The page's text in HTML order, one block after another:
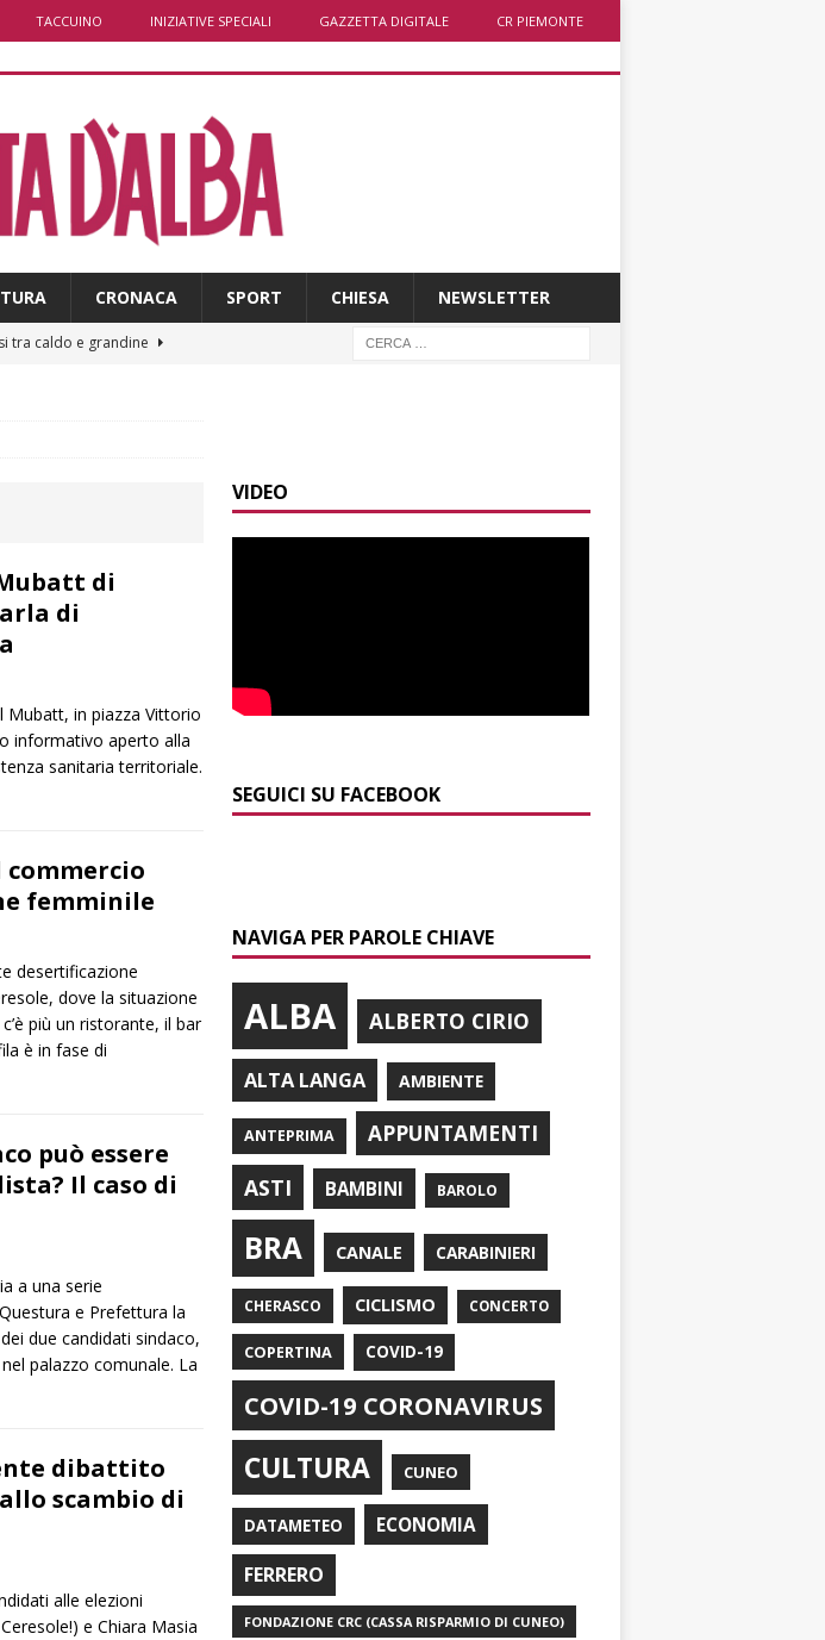
TACCUINO INIZIATIVE SPECIALI GAZZETTA DIGITALE CR PIEMONTE
CRONACA SPORT CHIESA NEWSLETTER
tra caldo e grandine
sfida con la Sanremese
a Bra, un ferito a Verduno
finanziati con 4 milioni
di
di
Mubatt, in piazza Vittorio
informativo aperto alla
sanitaria territoriale.
commercio
femminile
desertificazione
dove la situazione
più un ristorante, il bar
è in fase di
può essere
Il caso di
a una serie
e Prefettura la
due candidati sindaco,
palazzo comunale. La
dibattito
scambio di
alle elezioni
e Chiara Masia
VIDEO
SEGUICI SU FACEBOOK
NAVIGA PER PAROLE CHIAVE
ALBA ALBERTO CIRIO
ALTA LANGA AMBIENTE
ANTEPRIMA
APPUNTAMENTI
ASTI
BAMBINI BAROLO
BRA CANALE CARABINIERI
CHERASCO CICLISMO CONCERTO
COPERTINA COVID-19
COVID-19 CORONAVIRUS
CULTURA CUNEO
DATAMETEO ECONOMIA
FERRERO
FONDAZIONE CRC (CASSA RISPARMIO DI CUNEO)